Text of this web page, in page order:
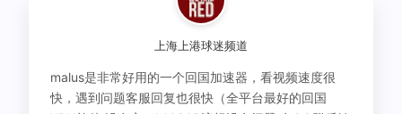
上海上港球迷频道
malus是非常好用的一个回国加速器，看视频速度很
快，遇到问题客服回复也很快（全平台最好的回国